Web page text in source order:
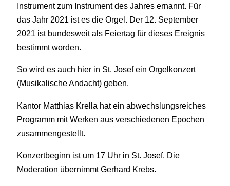
Instrument zum Instrument des Jahres ernannt. Für
das Jahr 2021 ist es die Orgel. Der 12. September
2021 ist bundesweit als Feiertag für dieses Ereignis
bestimmt worden.
So wird es auch hier in St. Josef ein Orgelkonzert
(Musikalische Andacht) geben.
Kantor Matthias Krella hat ein abwechslungsreiches
Programm mit Werken aus verschiedenen Epochen
zusammengestellt.
Konzertbeginn ist um 17 Uhr in St. Josef. Die
Moderation übernimmt Gerhard Krebs.